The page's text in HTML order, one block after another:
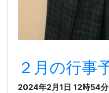
２月の行事
2024年2月1日 12時54分